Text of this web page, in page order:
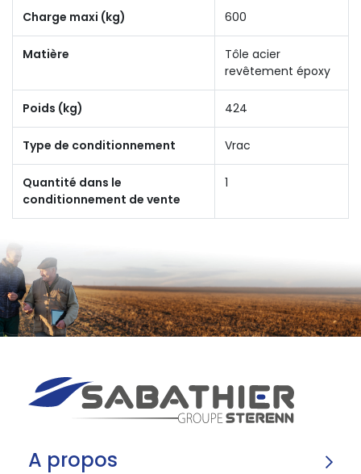
Charge maxi (kg) 600
Matière
Tôle acier
revêtement époxy
Poids (kg) 424
Type de conditionnement Vrac
Quantité dans le
conditionnement de vente
1
A propos